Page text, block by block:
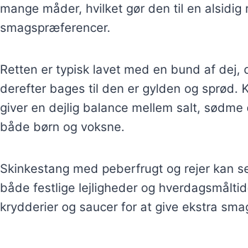
mange måder, hvilket gør den til en
smagspræferencer.
Retten er typisk lavet med en bund af
derefter bages til den er gylden og sprød.
giver en dejlig balance mellem salt,
både børn og voksne.
Skinkestang med peberfrugt og rejer kan
både festlige lejligheder og
krydderier og saucer for at give ekstra